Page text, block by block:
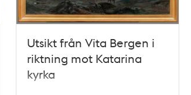
Utsikt från Vita Bergen i
riktning mot Katarina
kyrka